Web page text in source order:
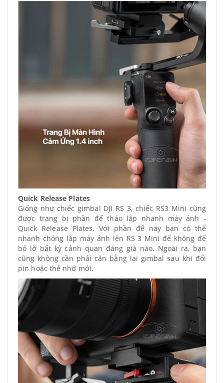
Quick Release Plates
Giống như chiếc gimbal DJI RS 3, chiếc RS3 Mini cũng
được trang bị phần đế tháo lắp nhanh máy ảnh -
Quick Release Plates. Với phần đế này bạn có thể
nhanh chóng lắp máy ảnh lên RS 3 Mini để không để
bỏ lỡ bất kỳ cảnh quan đáng giá nào. Ngoài ra, bạn
cũng không cần phải cân bằng lại gimbal sau khi đổi
pin hoặc thẻ nhớ mới.